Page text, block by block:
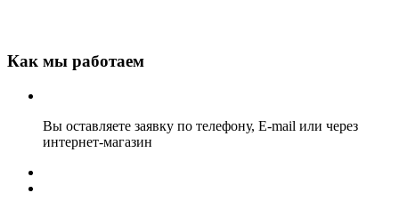
Как мы работаем
Вы оставляете заявку по телефону, E-mail или через
интернет-магазин